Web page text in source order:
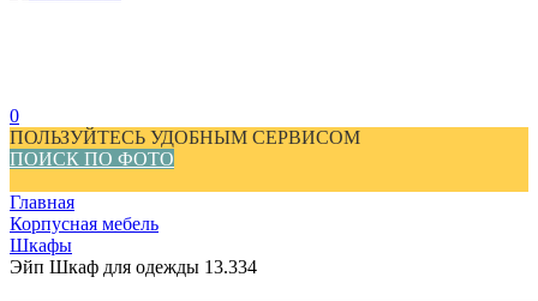
0
ПОЛЬЗУЙТЕСЬ УДОБНЫМ СЕРВИСОМ
ПОИСК ПО ФОТО
Главная
Корпусная мебель
Шкафы
Эйп Шкаф для одежды 13.334